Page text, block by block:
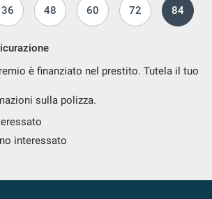
36 48 60 72 84
è finanziato nel prestito. Tutela il tuo
sulla polizza.
interessato